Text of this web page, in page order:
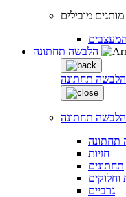
מותגים מובילים
הלבשה תחתונה
הלבשה תחתונה
תחתונה
חזיות
תחתונים
וחלוקים
גרביים